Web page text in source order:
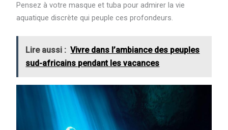
Pensez à votre masque et tuba pour admirer la vie
aquatique discrète qui peuple ces profondeurs.
Lire aussi : Vivre dans l’ambiance des peuples
sud-africains pendant les vacances